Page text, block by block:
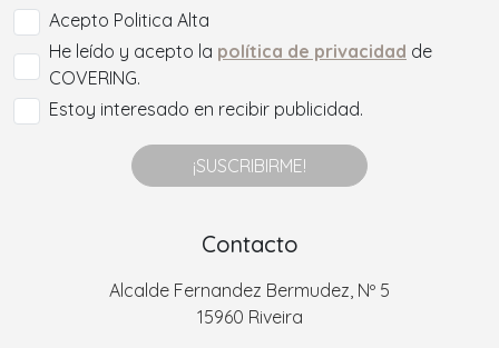
Acepto Politica Alta
He leído y acepto la política de privacidad de
COVERING.
Estoy interesado en recibir publicidad.
¡SUSCRIBIRME!
Contacto
Alcalde Fernandez Bermudez, Nº 5
15960 Riveira